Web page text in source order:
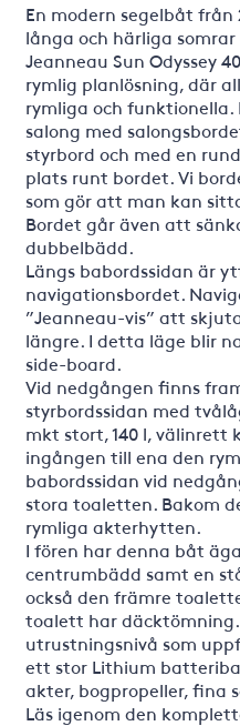
En modern segelbåt
långa och härliga
Jeanneau Sun Odyssey
rymlig planlösning, där
rymliga och
salong med
styrbord och med en
plats runt bordet. Vi
som gör att man kan
Bordet går även att
dubbelbädd.
Längs babordssidan är
navigationsbordet.
”Jeanneau-vis” att
längre. I detta läge blir
side-board.
Vid nedgången finns
styrbordssidan med
mkt stort, 140 l, välinrett
ingången till ena den
babordssidan vid
stora toaletten. Bakom
rymliga akterhytten.
I fören har denna båt
centrumbädd samt en
också den främre
toalett har
utrustningsnivå som
ett stor Lithium
akter, bogpropeller, fina
Läs igenom den